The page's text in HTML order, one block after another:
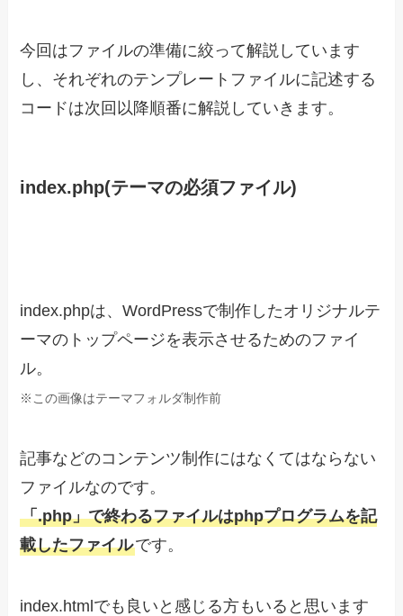
今回はファイルの準備に絞って解説しています
し、それぞれのテンプレートファイルに記述する
コードは次回以降順番に解説していきます。
index.php(テーマの必須ファイル)
index.phpは、WordPressで制作したオリジナルテ
ーマのトップページを表示させるためのファイ
ル。
※この画像はテーマフォルダ制作前
記事などのコンテンツ制作にはなくてはならない
ファイルなのです。
「.php」で終わるファイルはphpプログラムを記
載したファイルです。
index.htmlでも良いと感じる方もいると思います